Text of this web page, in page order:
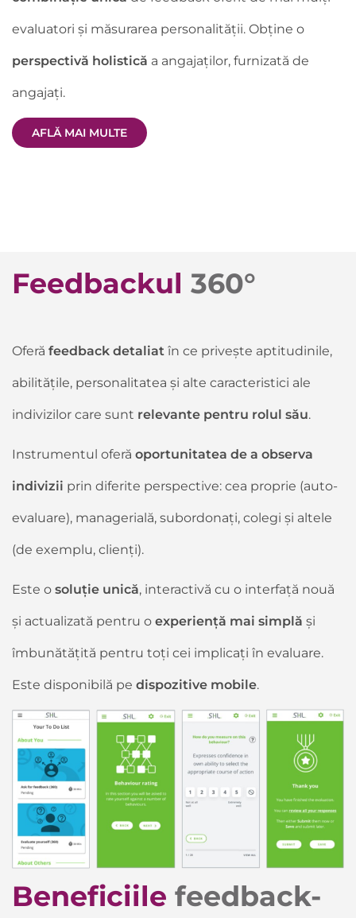
evaluatori și măsurarea personalității. Obține o
perspectivă holistică a angajaților, furnizată de
angajați.
AFLĂ MAI MULTE
Feedbackul 360°
Oferă feedback detaliat în ce privește aptitudinile,
abilitățile, personalitatea și alte caracteristici ale
indivizilor care sunt relevante pentru rolul său.
Instrumentul oferă oportunitatea de a observa
indivizii prin diferite perspective: cea proprie (auto-
evaluare), managerială, subordonați, colegi și altele
(de exemplu, clienți).
Este o soluție unică, interactivă cu o interfață nouă
și actualizată pentru o experiență mai simplă și
îmbunătățită pentru toți cei implicați în evaluare.
Este disponibilă pe dispozitive mobile.
Beneficiile feedback-